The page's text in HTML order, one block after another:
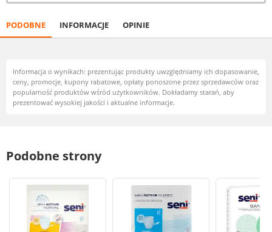
PODOBNE INFORMACJE OPINIE
Informacja o wynikach: prezentując produkty uwzględniamy ich dopasowanie,
ceny, promocje, kupony rabatowe, opłaty ponoszone przez sprzedawców oraz
popularność produktów wśród użytkowników. Dokładamy starań, aby
prezentować wysokiej jakości i aktualne informacje.
Podobne strony